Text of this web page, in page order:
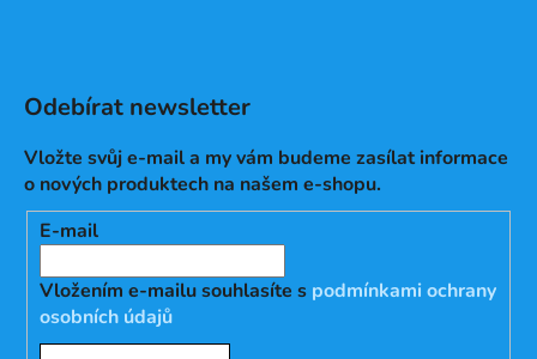
Odebírat newsletter
Vložte svůj e-mail a my vám budeme zasílat informace
o nových produktech na našem e-shopu.
E-mail
Vložením e-mailu souhlasíte s podmínkami ochrany
osobních údajů